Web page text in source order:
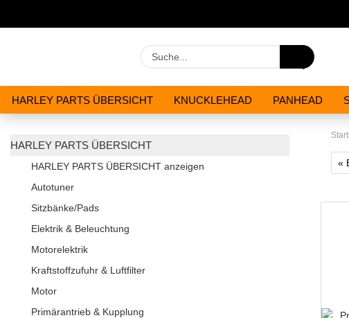
Suche...
HARLEY PARTS ÜBERSICHT KNUCKLEHEAD PANHEAD
«
HARLEY PARTS ÜBERSICHT
HARLEY PARTS ÜBERSICHT anzeigen
Autotuner
Sitzbänke/Pads
Elektrik & Beleuchtung
Motorelektrik
Kraftstoffzufuhr & Luftfilter
Motor
Primärantrieb & Kupplung